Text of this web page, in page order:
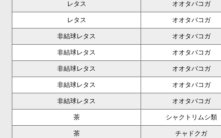
レタス オオタバコガ
レタス オオタバコガ
非結球レタス オオタバコガ
非結球レタス オオタバコガ
非結球レタス オオタバコガ
非結球レタス オオタバコガ
非結球レタス オオタバコガ
茶 シャクトリムシ類
茶 チャドクガ